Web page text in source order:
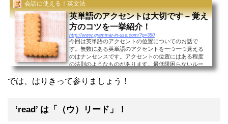
会話に使える！英文法
英単語のアクセントは大切です – 覚え
方のコツを一挙紹介！
http://www.grammar-in-use.com/?p=380
今回は英単語のアクセントの位置についてのお話で
す。無数にある英単語のアクセントを一つ一つ覚える
のはナンセンスです。アクセントの位置にはある程度
の法則のようなものがあります。最低限困らないルー
ルを今回はお伝えします。三味線語尾まず以下の英単
語群をご...
では、はりきって参りましょう！
‘read’ は「（ウ）リード」！